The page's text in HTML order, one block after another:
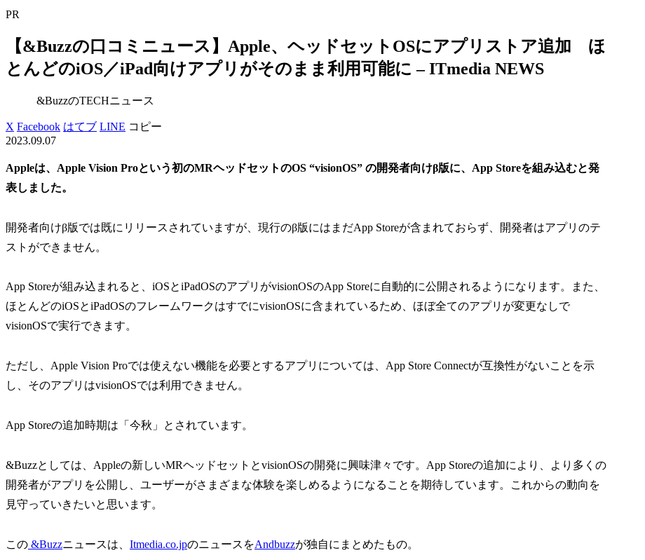
PR
【&Buzzの口コミニュース】Apple、ヘッドセットOSにアプリストア追加 ほ
とんどのiOS／iPad向けアプリがそのまま利用可能に – ITmedia NEWS
&BuzzのTECHニュース
X Facebook はてブ LINE コピー
2023.09.07
Appleは、Apple Vision Proという初のMRヘッドセットのOS “visionOS” の開発者向けβ版に、App Storeを組み込むと発
表しました。
開発者向けβ版では既にリリースされていますが、現行のβ版にはまだApp Storeが含まれておらず、開発者はアプリのテ
ストができません。
App Storeが組み込まれると、iOSとiPadOSのアプリがvisionOSのApp Storeに自動的に公開されるようになります。また、
ほとんどのiOSとiPadOSのフレームワークはすでにvisionOSに含まれているため、ほぼ全てのアプリが変更なしで
visionOSで実行できます。
ただし、Apple Vision Proでは使えない機能を必要とするアプリについては、App Store Connectが互換性がないことを示
し、そのアプリはvisionOSでは利用できません。
App Storeの追加時期は「今秋」とされています。
&Buzzとしては、Appleの新しいMRヘッドセットとvisionOSの開発に興味津々です。App Storeの追加により、より多くの
開発者がアプリを公開し、ユーザーがさまざまな体験を楽しめるようになることを期待しています。これからの動向を
見守っていきたいと思います。
この &Buzzニュースは、 Itmedia.co.jpのニュースをAndbuzzが独自にまとめたもの。